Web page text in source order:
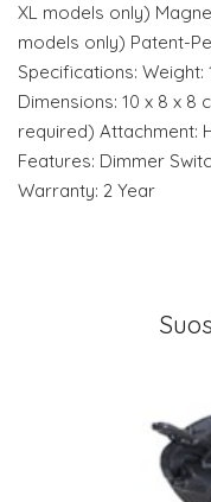
XL models only)
models only) Patent-
Specifications: Weight:
Dimensions: 10 x 8 x 8
required) Attachment:
Features: Dimmer
Warranty: 2 Year